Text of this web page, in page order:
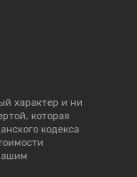
характер и ни
которая
кодекса